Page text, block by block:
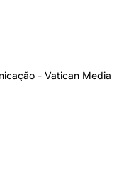
- Vatican Media